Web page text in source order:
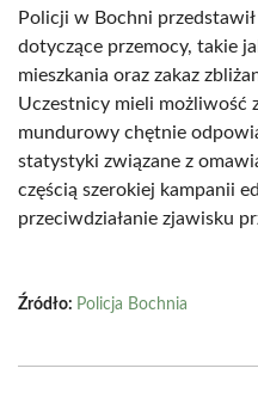
Policji w Bochni
dotyczące przemocy, takie
mieszkania oraz zakaz
Uczestnicy mieli możliwość
mundurowy chętnie
statystyki związane z
częścią szerokiej kampanii
przeciwdziałanie zjawisku
Źródło: Policja Bochnia